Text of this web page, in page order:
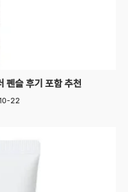
펜슬 후기 포함 추천
22